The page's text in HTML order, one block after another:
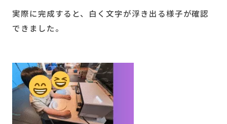
実際に完成すると、白く文字が浮き出る様子が確認
できました。